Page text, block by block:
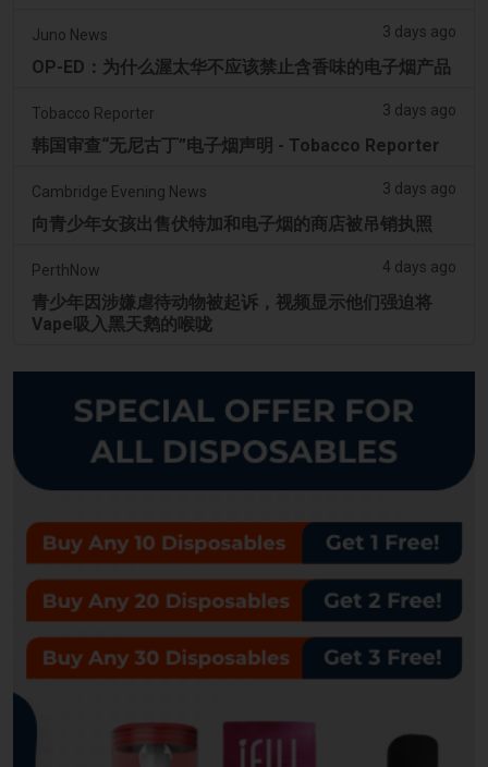
Juno News 3 days ago
OP-ED：为什么渥太华不应该禁止含香味的电子烟产品
Tobacco Reporter 3 days ago
韩国审查“无尼古丁”电子烟声明 - Tobacco Reporter
Cambridge Evening News 3 days ago
向青少年女孩出售伏特加和电子烟的商店被吊销执照
PerthNow 4 days ago
青少年因涉嫌虐待动物被起诉，视频显示他们强迫将
Vape吸入黑天鹅的喉咙